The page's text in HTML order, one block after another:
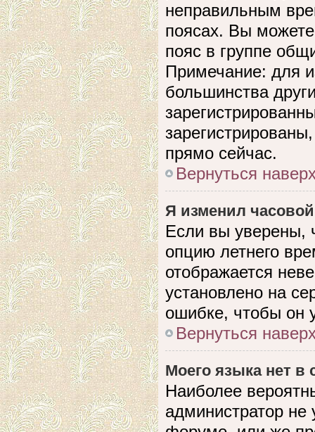
неправильным
поясах. Вы
пояс в группе
Примечание: для
большинства
прямо сейчас.
Вернуться
Я изменил
Если вы уверены,
опцию летнего
отображается
установлено на
ошибке, чтобы он
Вернуться
Моего языка нет в
Наиболее
администратор не